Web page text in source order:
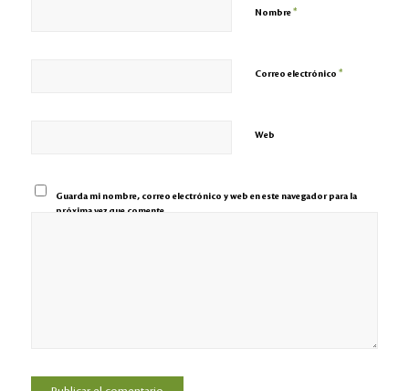
Nombre*
Correo electrónico *
Web
Guarda mi nombre, correo electrónico y web en este navegador para la
próxima vez que comente.